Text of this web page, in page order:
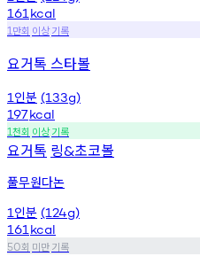
161 kcal
1 만회 이상기록
요거톡 스타볼
1 인분 (133g)
197kcal
1천회 이상기록
요거톡 링&초코볼
풀무원다논
1 인분 (124g)
161 kcal
50회 미만기록